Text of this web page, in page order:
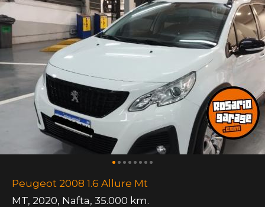
Peugeot 2008 1.6 Allure Mt
MT, 2020, Nafta, 35.000 km.